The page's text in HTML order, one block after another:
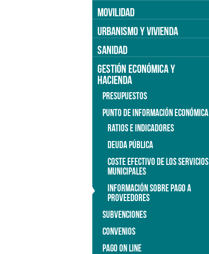
MOVILIDAD
URBANISMO Y VIVIENDA
SANIDAD
GESTIÓN ECONÓMICA Y
HACIENDA
PRESUPUESTOS
PUNTO DE INFORMACIÓN ECONÓMICA
RATIOS E INDICADORES
DEUDA PÚBLICA
COSTE EFECTIVO DE LOS SERVICIOS
MUNICIPALES
INFORMACIÓN SOBRE PAGO A
PROVEEDORES
SUBVENCIONES
CONVENIOS
PAGO ON LINE